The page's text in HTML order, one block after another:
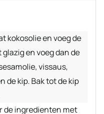
kokosolie en voeg de
en voeg dan de
vissaus,
de kip. Bak tot de kip
de ingredienten met